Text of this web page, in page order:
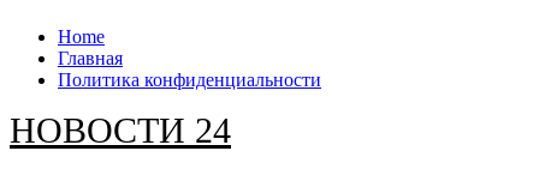
Перейти
содержанию
Home
Главная
Политика конфиденциальности
НОВОСТИ 24